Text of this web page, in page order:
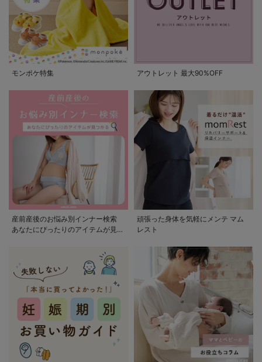
モンポケ特集 アウトレット 最大90%OFF
産前産後のお悩み別インナー検索
あなたにぴったりのアイテムが見つ
頑張った身体を気軽にメンテ マム
レスト